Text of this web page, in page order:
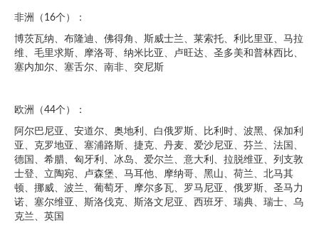
非洲（16个）：
博茨瓦纳、布隆迪、佛得角、斯威士兰、莱索托、利比里亚、马拉
维、毛里求斯、摩洛哥、纳米比亚、卢旺达、圣多美和普林西比、
塞内加尔、塞舌尔、南非、突尼斯
欧洲（44个）：
阿尔巴尼亚、安道尔、奥地利、白俄罗斯、比利时、波黑、保加利
亚、克罗地亚、塞浦路斯、捷克、丹麦、爱沙尼亚、芬兰、法国、
德国、希腊、匈牙利、冰岛、爱尔兰、意大利、拉脱维亚、列支敦
士登、立陶宛、卢森堡、马耳他、摩纳哥、黑山、荷兰、北马其
顿、挪威、波兰、葡萄牙、摩尔多瓦、罗马尼亚、俄罗斯、圣马力
诺、塞尔维亚、斯洛伐克、斯洛文尼亚、西班牙、瑞典、瑞士、乌
克兰、英国